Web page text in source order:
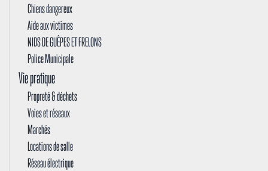
Chiens dangereux
Aide aux victimes
NIDS DE GUÊPES ET FRELONS
Police Municipale
Vie pratique
Propreté & déchets
Voies et réseaux
Marchés
Locations de salle
Réseau électrique